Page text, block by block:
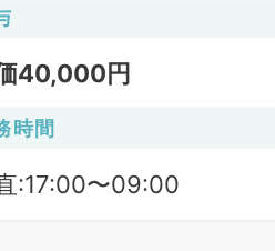
40,000円
時間
:17:00〜09:00